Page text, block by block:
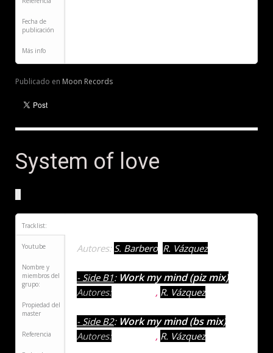
Fecha de
publicación
Más info
Publicado en Moon Records
System of love
Tracklist:
Youtube
Nombre y
miembros del
grupo:
Propiedad del
master
Referencia
Autores: S. Barbero R. Vázquez
- Side B1: Work my mind (piz mix)
Autores:S. Barbero , R. Vázquez
- Side B2: Work my mind (bs mix)
Autores:S. Barbero , R. Vázquez